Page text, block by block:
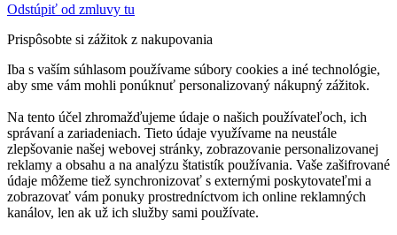
Odstúpiť od zmluvy tu
Prispôsobte si zážitok z nakupovania
Iba s vaším súhlasom používame súbory cookies a iné technológie,
aby sme vám mohli ponúknuť personalizovaný nákupný zážitok.
Na tento účel zhromažďujeme údaje o našich používateľoch, ich
správaní a zariadeniach. Tieto údaje využívame na neustále
zlepšovanie našej webovej stránky, zobrazovanie personalizovanej
reklamy a obsahu a na analýzu štatistík používania. Vaše zašifrované
údaje môžeme tiež synchronizovať s externými poskytovateľmi a
zobrazovať vám ponuky prostredníctvom ich online reklamných
kanálov, len ak už ich služby sami používate.